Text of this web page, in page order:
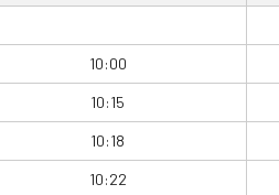
10:00
10:15
10:18
10:22